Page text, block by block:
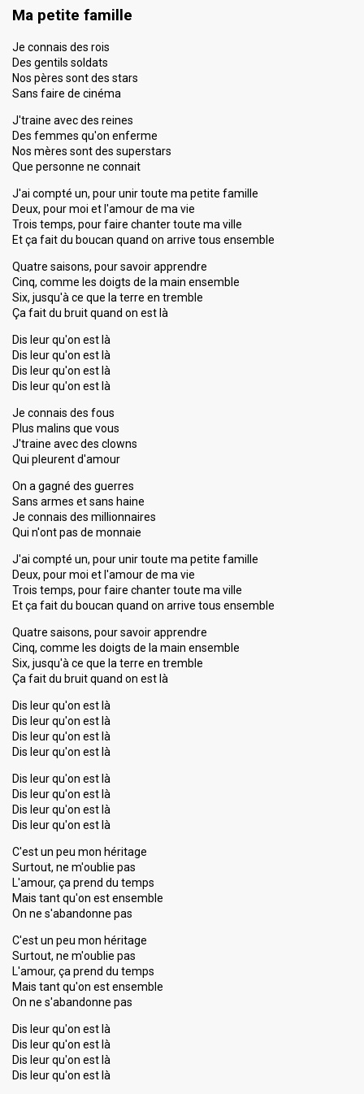
Ma petite famille
Je connais des rois
Des gentils soldats
Nos pères sont des stars
Sans faire de cinéma
J'traine avec des reines
Des femmes qu'on enferme
Nos mères sont des superstars
Que personne ne connait
J'ai compté un, pour unir toute ma petite famille
Deux, pour moi et l'amour de ma vie
Trois temps, pour faire chanter toute ma ville
Et ça fait du boucan quand on arrive tous ensemble
Quatre saisons, pour savoir apprendre
Cinq, comme les doigts de la main ensemble
Six, jusqu'à ce que la terre en tremble
Ça fait du bruit quand on est là
Dis leur qu'on est là
Dis leur qu'on est là
Dis leur qu'on est là
Dis leur qu'on est là
Je connais des fous
Plus malins que vous
J'traine avec des clowns
Qui pleurent d'amour
On a gagné des guerres
Sans armes et sans haine
Je connais des millionnaires
Qui n'ont pas de monnaie
J'ai compté un, pour unir toute ma petite famille
Deux, pour moi et l'amour de ma vie
Trois temps, pour faire chanter toute ma ville
Et ça fait du boucan quand on arrive tous ensemble
Quatre saisons, pour savoir apprendre
Cinq, comme les doigts de la main ensemble
Six, jusqu'à ce que la terre en tremble
Ça fait du bruit quand on est là
Dis leur qu'on est là
Dis leur qu'on est là
Dis leur qu'on est là
Dis leur qu'on est là
Dis leur qu'on est là
Dis leur qu'on est là
Dis leur qu'on est là
Dis leur qu'on est là
C'est un peu mon héritage
Surtout, ne m'oublie pas
L'amour, ça prend du temps
Mais tant qu'on est ensemble
On ne s'abandonne pas
C'est un peu mon héritage
Surtout, ne m'oublie pas
L'amour, ça prend du temps
Mais tant qu'on est ensemble
On ne s'abandonne pаs
Dis leur qu'on est là
Dis leur qu'on est là
Dis leur qu'on est là
Dis leur qu'on est là